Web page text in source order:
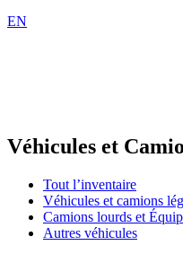
EN
Véhicules et
Tout l’inventaire
Véhicules et camions
Camions lourds et
Autres véhicules